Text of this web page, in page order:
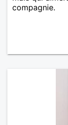
compagnie.